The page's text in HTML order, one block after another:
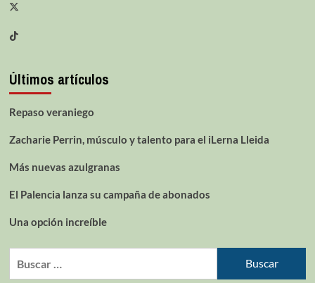
Últimos artículos
Repaso veraniego
Zacharie Perrin, músculo y talento para el iLerna Lleida
Más nuevas azulgranas
El Palencia lanza su campaña de abonados
Una opción increíble